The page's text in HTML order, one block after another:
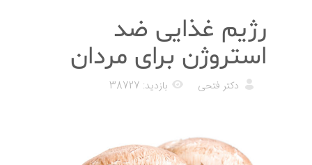
رژیم غذایی ضد
استروژن برای مردان
دکتر فتحی بازدید: 38727